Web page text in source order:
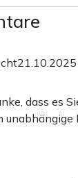
dass es
unabhängige